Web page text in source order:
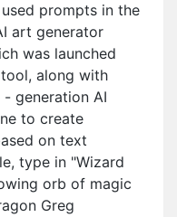
prompts in the
art generator
was launched
along with
generation AI
to create
on text
type in "Wizard
orb of magic
Greg